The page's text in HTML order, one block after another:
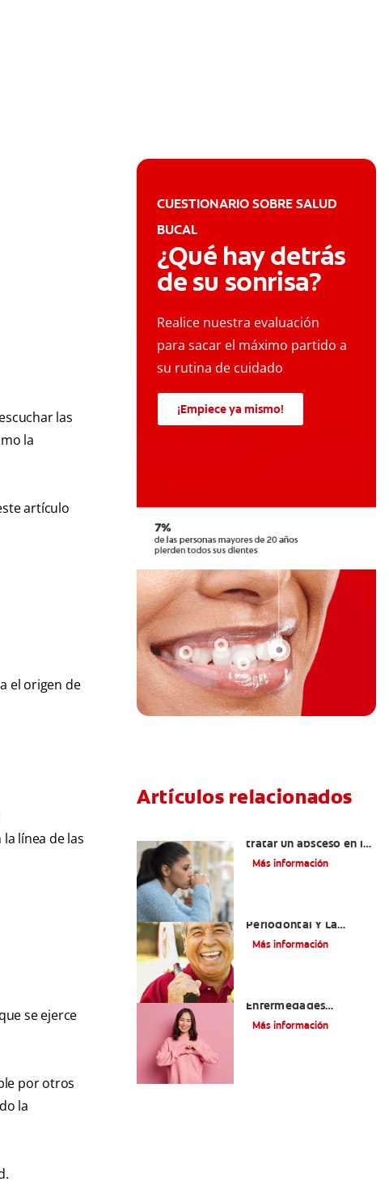
las
la
artículo
el origen de
línea de las
se ejerce
por otros
la
CUESTIONARIO SOBRE SALUD
BUCAL
¿Qué hay detrás
de su sonrisa?
Realice nuestra evaluación
para sacar el máximo partido a
su rutina de cuidado
¡Empiece ya mismo!
Artículos relacionados
tratar un absceso en las
encías?
Más información
Periodontal Y La
Enfermedad
Más información
Enfermedades
Cardíacas Están
Más información